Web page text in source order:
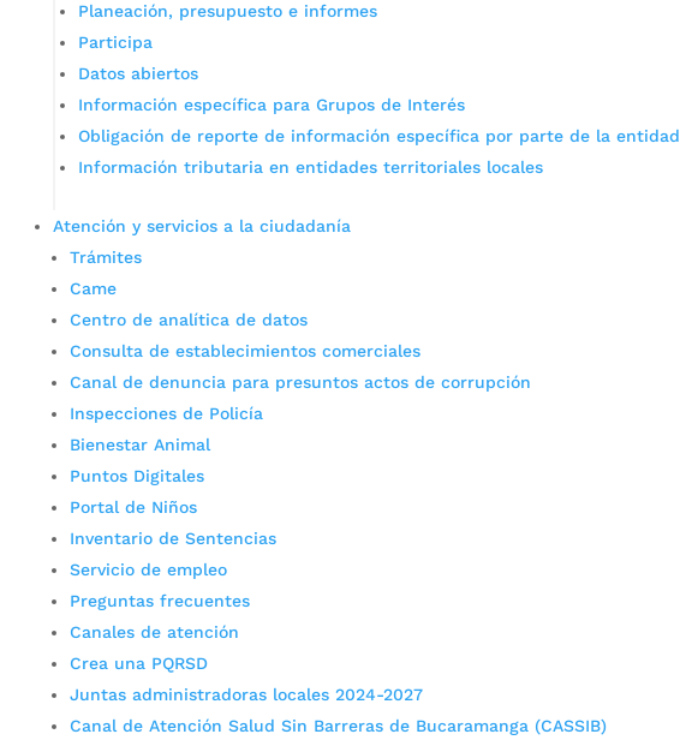
Planeación, presupuesto e informes
Participa
Datos abiertos
Información específica para Grupos de Interés
Obligación de reporte de información específica por parte de la entidad
Información tributaria en entidades territoriales locales
Atención y servicios a la ciudadanía
Trámites
Came
Centro de analítica de datos
Consulta de establecimientos comerciales
Canal de denuncia para presuntos actos de corrupción
Inspecciones de Policía
Bienestar Animal
Puntos Digitales
Portal de Niños
Inventario de Sentencias
Servicio de empleo
Preguntas frecuentes
Canales de atención
Crea una PQRSD
Juntas administradoras locales 2024-2027
Canal de Atención Salud Sin Barreras de Bucaramanga (CASSIB)